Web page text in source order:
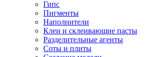
Гипс
Пигменты
Наполнители
Клеи и склеивающие пасты
Разделительные агенты
Соты и плиты